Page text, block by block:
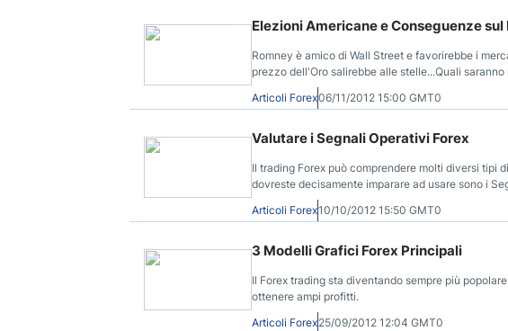
Elezioni Americane e Conseguenze
Romney è amico di Wall Street e favorirebbe i
prezzo dell'Oro salirebbe alle stelle...Quali
Democratico o di un Repubblicano? Leggete qui
EuroDollaro, Oro, Petrolio ed Indici Azionari!
Articoli Forex06/11/2012 15:00 GMT0
Valutare i Segnali Operativi Forex
Il trading Forex può comprendere molti diversi tipi
dovreste decisamente imparare ad usare sono i
Articoli Forex10/10/2012 15:50 GMT0
3 Modelli Grafici Forex Principali
Il Forex trading sta diventando sempre più
ottenere ampi profitti.
Articoli Forex25/09/2012 12:04 GMT0